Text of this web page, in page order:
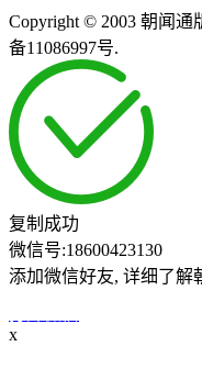
Copyright © 2003 朝闻
备11086997号.
复制成功
微信号:18600423130
添加微信好友, 详细了解
x